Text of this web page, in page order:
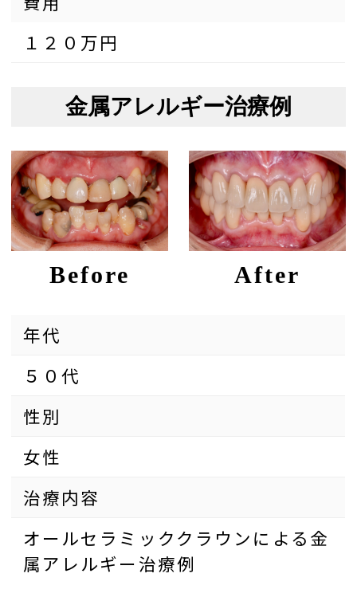
１２０万円
金属アレルギー治療例
Before After
年代
５０代
性別
女性
治療内容
オールセラミッククラウンによる金
属アレルギー治療例